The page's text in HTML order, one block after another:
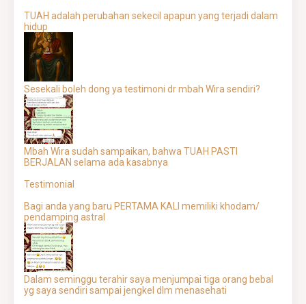
TUAH adalah perubahan sekecil apapun yang terjadi dalam
hidup
Sesekali boleh dong ya testimoni dr mbah Wira sendiri?
Mbah Wira sudah sampaikan, bahwa TUAH PASTI
BERJALAN selama ada kasabnya
Testimonial
Bagi anda yang baru PERTAMA KALI memiliki khodam/
pendamping astral
Dalam seminggu terahir saya menjumpai tiga orang bebal
yg saya sendiri sampai jengkel dlm menasehati